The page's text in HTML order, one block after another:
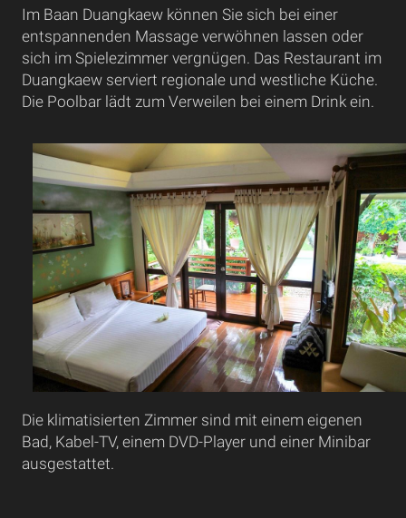
Im Baan Duangkaew können Sie sich bei einer
entspannenden Massage verwöhnen lassen oder
sich im Spielezimmer vergnügen. Das Restaurant im
Duangkaew serviert regionale und westliche Küche.
Die Poolbar lädt zum Verweilen bei einem Drink ein.
Die klimatisierten Zimmer sind mit einem eigenen
Bad, Kabel-TV, einem DVD-Player und einer Minibar
ausgestattet.